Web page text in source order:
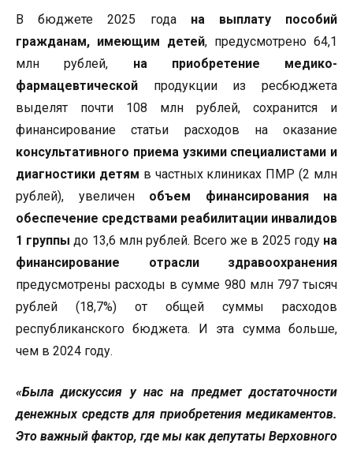
В бюджете 2025 года на выплату пособий
гражданам, имеющим детей, предусмотрено 64,1
млн рублей, на приобретение медико-
фармацевтической продукции из ресбюджета
выделят почти 108 млн рублей, сохранится и
финансирование статьи расходов на оказание
консультативного приема узкими специалистами и
диагностики детям в частных клиниках ПМР (2 млн
рублей), увеличен объем финансирования на
обеспечение средствами реабилитации инвалидов
1 группы до 13,6 млн рублей. Всего же в 2025 году на
финансирование отрасли здравоохранения
предусмотрены расходы в сумме 980 млн 797 тысяч
рублей (18,7%) от общей суммы расходов
республиканского бюджета. И эта сумма больше,
чем в 2024 году.
«Была дискуссия у нас на предмет достаточности
денежных средств для приобретения медикаментов.
Это важный фактор, где мы как депутаты Верховного